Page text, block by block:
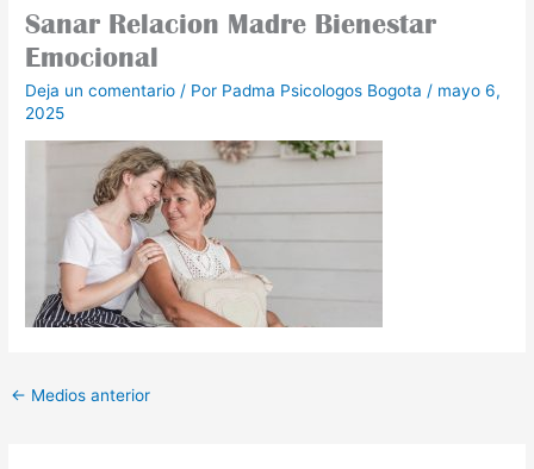
Sanar Relacion Madre Bienestar
Emocional
Deja un comentario / Por Padma Psicologos Bogota / mayo 6,
2025
← Medios anterior